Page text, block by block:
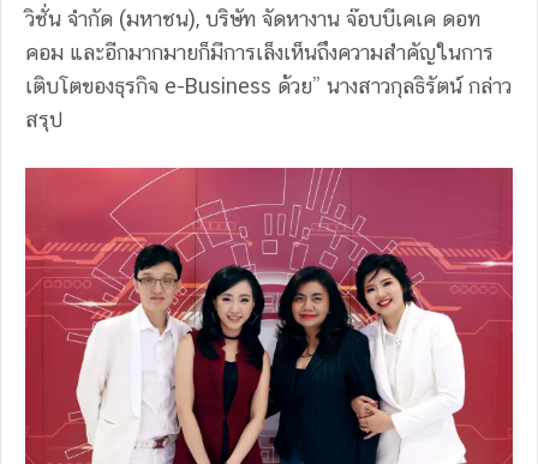
วิชั่น จำกัด (มหาชน), บริษัท จัดหางาน จ๊อบบีเคเค ดอท
คอม และอีกมากมายก็มีการเล็งเห็นถึงความสำคัญในการ
เติบโตของธุรกิจ e-Business ด้วย” นางสาวกุลธิรัตน์ กล่าว
สรุป